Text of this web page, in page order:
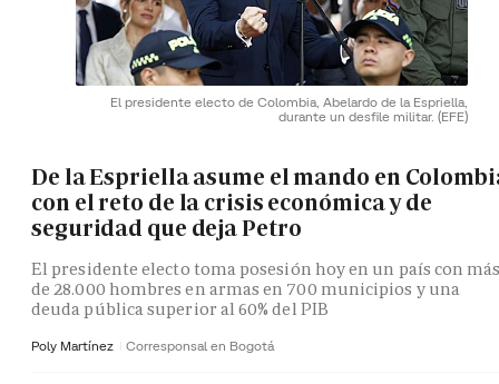
El presidente electo de Colombia, Abelardo de la Espriella,
durante un desfile militar. (EFE)
De la Espriella asume el mando en
con el reto de la crisis económica y de
seguridad que deja Petro
El presidente electo toma posesión hoy en un país con
de 28.000 hombres en armas en 700 municipios y una
deuda pública superior al 60% del PIB
Poly Martínez Corresponsal en Bogotá